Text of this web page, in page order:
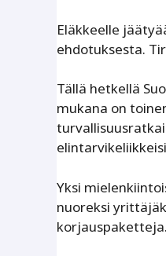
Eläkkeelle
ehdotuksesta.
Tällä hetkellä
mukana on
Yksi
nuoreksi
korjauspaketteja.